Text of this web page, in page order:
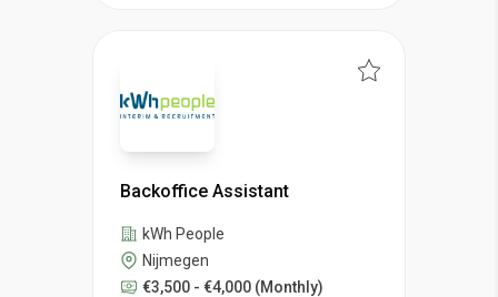
Backoffice Assistant
kWh People
Nijmegen
€3,500 - €4,000 (Monthly)